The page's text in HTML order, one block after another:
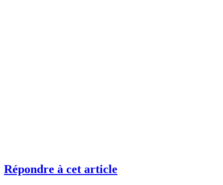
Répondre à cet article